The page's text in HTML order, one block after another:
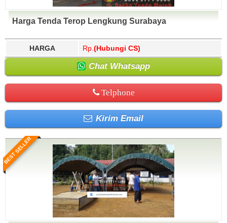
Harga Tenda Terop Lengkung Surabaya
HARGA Rp. (Hubungi CS)
Chat Whatsapp
Telphone
Kirim Email
BEST SELLER